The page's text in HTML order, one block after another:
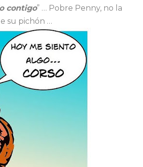
contigo” … Pobre Penny, no la
su pichón …